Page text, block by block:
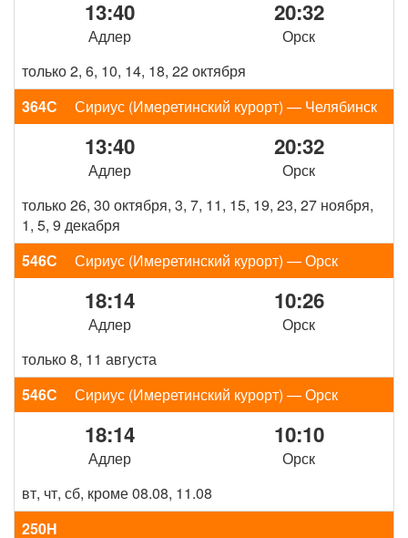
13:40
Адлер
20:32
Орск
только 2, 6, 10, 14, 18, 22 октября
364С
Сириус (Имеретинский курорт) — Челябинск
13:40
Адлер
20:32
Орск
только 26, 30 октября, 3, 7, 11, 15, 19, 23, 27 ноября,
1, 5, 9 декабря
546С
Сириус (Имеретинский курорт) — Орск
18:14
Адлер
10:26
Орск
только 8, 11 августа
546С
Сириус (Имеретинский курорт) — Орск
18:14
Адлер
10:10
Орск
вт, чт, сб, кроме 08.08, 11.08
250Н